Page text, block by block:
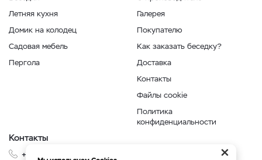
Летняя кухня
Домик на колодец
Садовая мебель
Пергола
Галерея
Покупателю
Как заказать беседку?
Доставка
Контакты
Файлы cookie
Политика
конфиденциальности
Контакты
+7 999 210-35-35 ×